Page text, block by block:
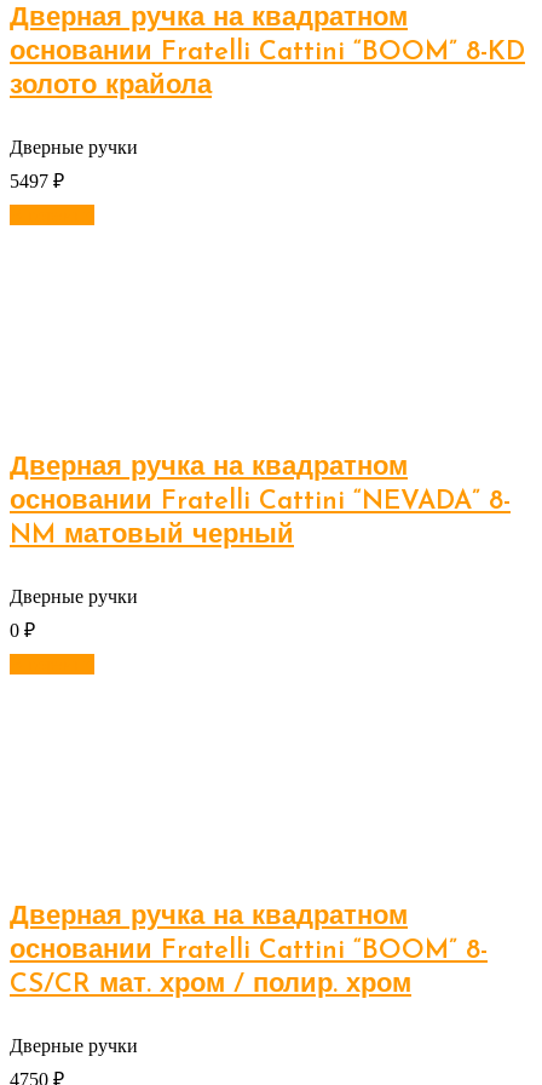
Дверная ручка на квадратном
основании Fratelli Cattini “BOOM” 8-KD
золото крайола
Дверные ручки
5497 ₽
Дверная ручка на квадратном
основании Fratelli Cattini “NEVADA” 8-
NM матовый черный
Дверные ручки
0 ₽
Дверная ручка на квадратном
основании Fratelli Cattini “BOOM” 8-
CS/CR мат. хром / полир. хром
Дверные ручки
4750 ₽